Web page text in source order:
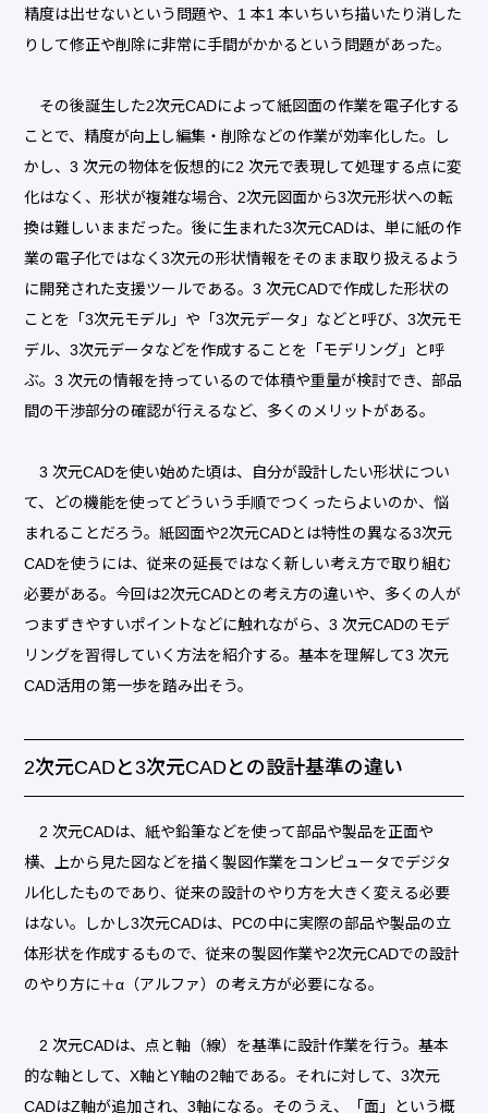
精度は出せないという問題や、1 本1 本いちいち描いたり消した
りして修正や削除に非常に手間がかかるという問題があった。
その後誕生した2次元CADによって紙図面の作業を電子化する
ことで、精度が向上し編集・削除などの作業が効率化した。し
かし、3 次元の物体を仮想的に2 次元で表現して処理する点に変
化はなく、形状が複雑な場合、2次元図面から3次元形状への転
換は難しいままだった。後に生まれた3次元CADは、単に紙の作
業の電子化ではなく3次元の形状情報をそのまま取り扱えるよう
に開発された支援ツールである。3 次元CADで作成した形状の
ことを「3次元モデル」や「3次元データ」などと呼び、3次元モ
デル、3次元データなどを作成することを「モデリング」と呼
ぶ。3 次元の情報を持っているので体積や重量が検討でき、部品
間の干渉部分の確認が行えるなど、多くのメリットがある。
3 次元CADを使い始めた頃は、自分が設計したい形状につい
て、どの機能を使ってどういう手順でつくったらよいのか、悩
まれることだろう。紙図面や2次元CADとは特性の異なる3次元
CADを使うには、従来の延長ではなく新しい考え方で取り組む
必要がある。今回は2次元CADとの考え方の違いや、多くの人が
つまずきやすいポイントなどに触れながら、3 次元CADのモデ
リングを習得していく方法を紹介する。基本を理解して3 次元
CAD活用の第一歩を踏み出そう。
2次元CADと3次元CADとの設計基準の違い
2 次元CADは、紙や鉛筆などを使って部品や製品を正面や
横、上から見た図などを描く製図作業をコンピュータでデジタ
ル化したものであり、従来の設計のやり方を大きく変える必要
はない。しかし3次元CADは、PCの中に実際の部品や製品の立
体形状を作成するもので、従来の製図作業や2次元CADでの設計
のやり方に＋α（アルファ）の考え方が必要になる。
2 次元CADは、点と軸（線）を基準に設計作業を行う。基本
的な軸として、X軸とY軸の2軸である。それに対して、3次元
CADはZ軸が追加され、3軸になる。そのうえ、「面」という概